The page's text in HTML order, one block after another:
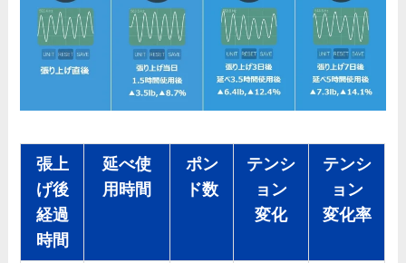
張上
げ後
経過
時間
延べ使
用時間
ポン
ド数
テンシ
ョン
変化
テンシ
ョン
変化率